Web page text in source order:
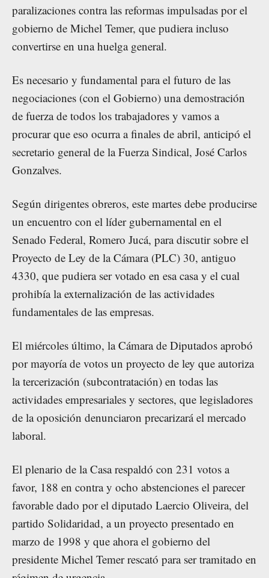
paralizaciones contra las reformas impulsadas por el
gobierno de Michel Temer, que pudiera incluso
convertirse en una huelga general.
Es necesario y fundamental para el futuro de las
negociaciones (con el Gobierno) una demostración
de fuerza de todos los trabajadores y vamos a
procurar que eso ocurra a finales de abril, anticipó el
secretario general de la Fuerza Sindical, José Carlos
Gonzalves.
Según dirigentes obreros, este martes debe producirse
un encuentro con el líder gubernamental en el
Senado Federal, Romero Jucá, para discutir sobre el
Proyecto de Ley de la Cámara (PLC) 30, antiguo
4330, que pudiera ser votado en esa casa y el cual
prohibía la externalización de las actividades
fundamentales de las empresas.
El miércoles último, la Cámara de Diputados aprobó
por mayoría de votos un proyecto de ley que autoriza
la tercerización (subcontratación) en todas las
actividades empresariales y sectores, que legisladores
de la oposición denunciaron precarizará el mercado
laboral.
El plenario de la Casa respaldó con 231 votos a
favor, 188 en contra y ocho abstenciones el parecer
favorable dado por el diputado Laercio Oliveira, del
partido Solidaridad, a un proyecto presentado en
marzo de 1998 y que ahora el gobierno del
presidente Michel Temer rescató para ser tramitado en